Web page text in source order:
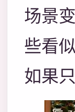
场景
些看
如果